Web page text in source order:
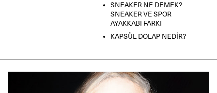
SNEAKER NE DEMEK?
SNEAKER VE SPOR
AYAKKABI FARKI
KAPSÜL DOLAP NEDİR?